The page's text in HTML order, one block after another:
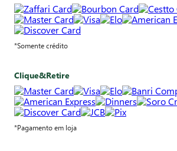
*Somente crédito
Clique&Retire
*Pagamento em loja